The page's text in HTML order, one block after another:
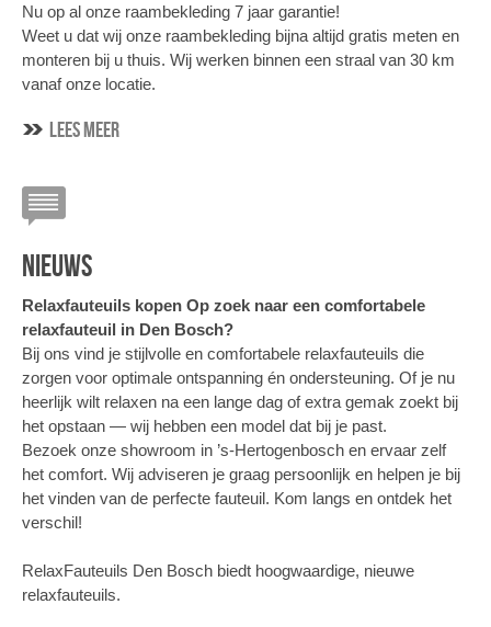
Nu op al onze raambekleding 7 jaar garantie!
Weet u dat wij onze raambekleding bijna altijd gratis meten en
monteren bij u thuis. Wij werken binnen een straal van 30 km
vanaf onze locatie.
Lees meer
NIEUWS
Relaxfauteuils kopen Op zoek naar een comfortabele
relaxfauteuil in Den Bosch?
Bij ons vind je stijlvolle en comfortabele relaxfauteuils die
zorgen voor optimale ontspanning én ondersteuning. Of je nu
heerlijk wilt relaxen na een lange dag of extra gemak zoekt bij
het opstaan — wij hebben een model dat bij je past.
Bezoek onze showroom in ’s-Hertogenbosch en ervaar zelf
het comfort. Wij adviseren je graag persoonlijk en helpen je bij
het vinden van de perfecte fauteuil. Kom langs en ontdek het
verschil!
RelaxFauteuils Den Bosch biedt hoogwaardige, nieuwe
relaxfauteuils.